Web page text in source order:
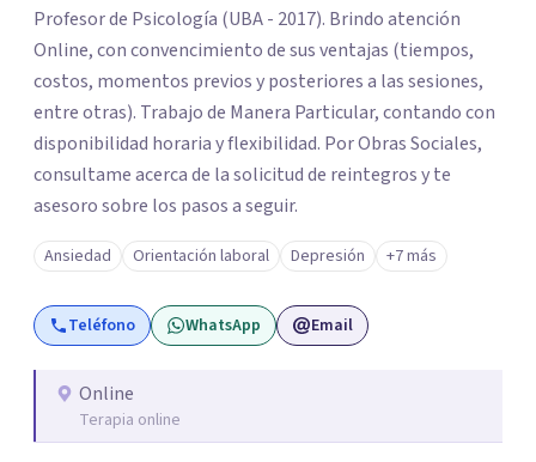
Profesor de Psicología (UBA - 2017). Brindo atención
Online, con convencimiento de sus ventajas (tiempos,
costos, momentos previos y posteriores a las sesiones,
entre otras). Trabajo de Manera Particular, contando con
disponibilidad horaria y flexibilidad. Por Obras Sociales,
consultame acerca de la solicitud de reintegros y te
asesoro sobre los pasos a seguir.
Ansiedad Orientación laboral Depresión +7 más
Teléfono WhatsApp Email
Online
Terapia online